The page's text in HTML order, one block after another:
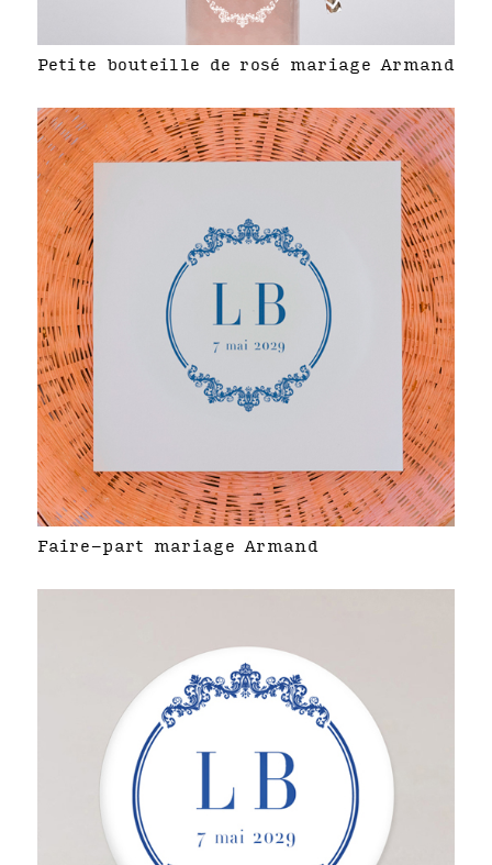
Petite bouteille de rosé mariage Armand
Faire-part mariage Armand